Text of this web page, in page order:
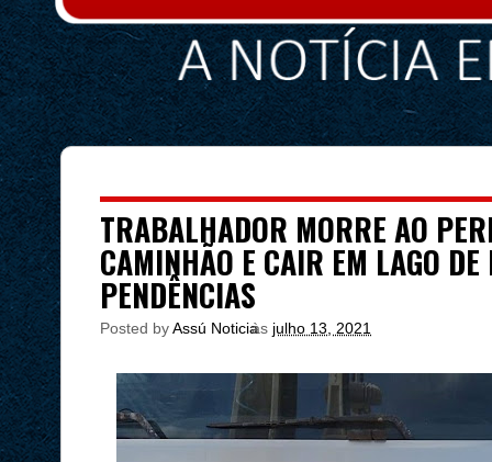
TRABALHADOR MORRE AO
CAMINHÃO E CAIR EM LAGO
PENDÊNCIAS
Posted byAssú Noticia
às julho 13, 2021